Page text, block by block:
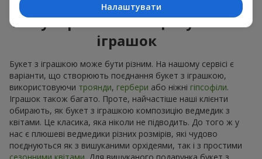
Популярні комбінації букетів і
іграшок
Букет з іграшкою може бути різним. На нашому сервісі є
варіанти, що створюють поєднання букет з іграшкою,
використовуючи троянди, гербери або ніжні гіпсофіли.
Іграшок також багато. Проте, найчастіше наші клієнти
обирають, як букет з іграшкою композицію ведмедик з
квітами. Це класика, яка ніколи не підводить. До того ж у
нас є плюшеві ведмедики різних розмірів, які чудово
поєднуються як з вишуканими орхідеями, так і з простими
сезонними квітами. Для вишуканого подарунка букет з
Налаштувати